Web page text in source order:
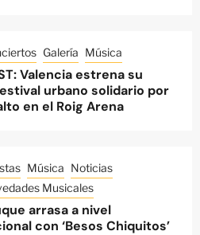
Galería Música
Valencia estrena su
urbano solidario por
en el Roig Arena
Música Noticias
Musicales
arrasa a nivel
con ‘Besos Chiquitos’